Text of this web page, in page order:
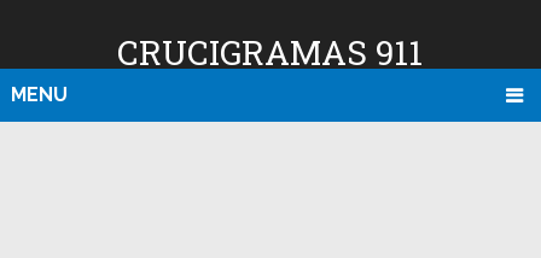
CRUCIGRAMAS 911
MENU